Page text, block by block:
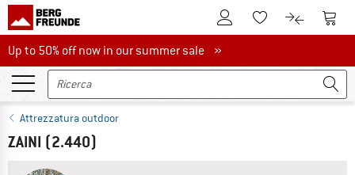
Al conto clienteAlla lista
Al Al
Up to 50% off now in our summer sale
Up to 50% off now in our summer sale »
Attrezzatura outdoor
ZAINI (2.440)